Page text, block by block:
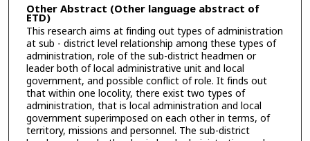
Other Abstract (Other language abstract of
ETD)
This research aims at finding out types of administration
at sub - district level relationship among these types of
administration, role of the sub-district headmen or
leader both of local administrative unit and local
government, and possible conflict of role. It finds out
that within one locolity, there exist two types of
administration, that is local administration and local
government superimposed on each other in terms, of
territory, missions and personnel. The sub-district